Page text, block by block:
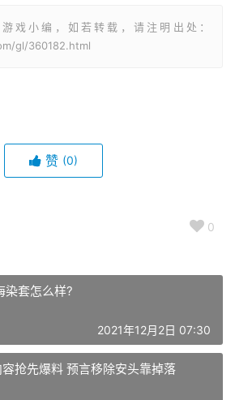
戏小编，如若转载，请注明出处：
gl/360182.html
赞 (0)
0
染套怎么样?
2021年12月2日 07:30
抢先爆料 预言移除安头靠掉落